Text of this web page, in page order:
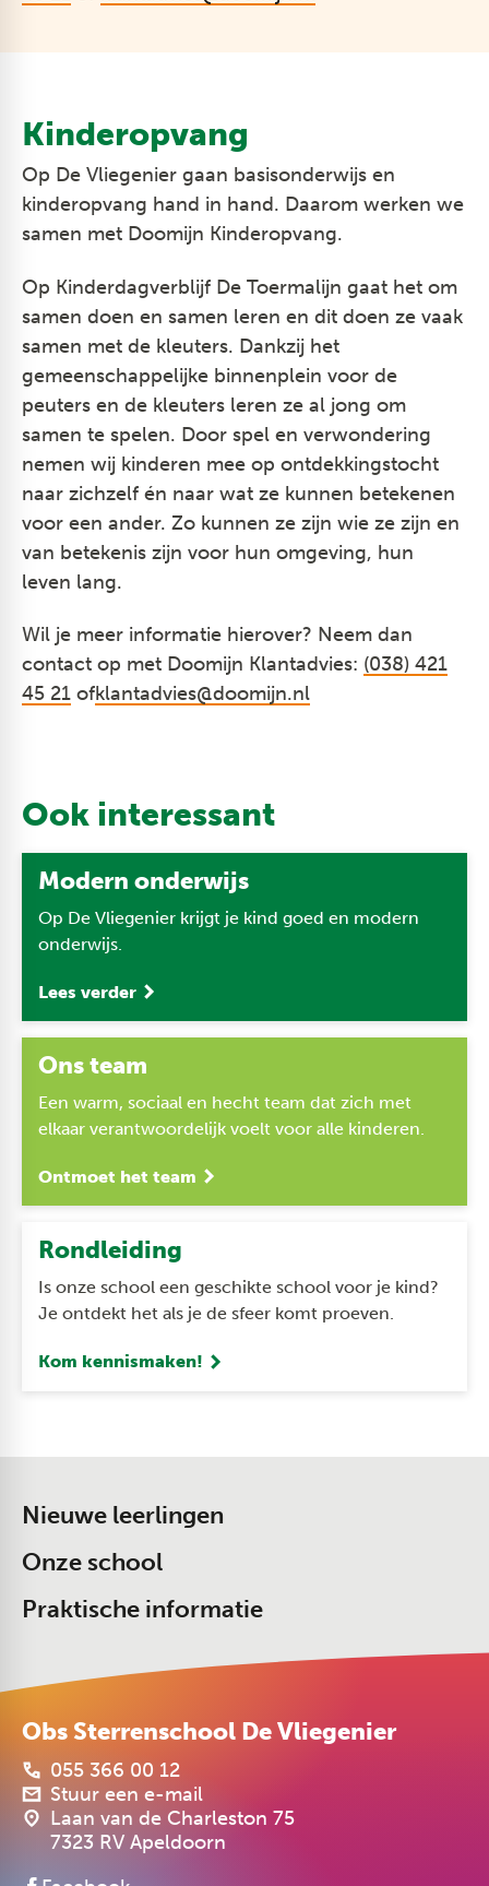
Kinderopvang
Op De Vliegenier gaan basisonderwijs en
kinderopvang hand in hand. Daarom werken we
samen met Doomijn Kinderopvang.
Op Kinderdagverblijf De Toermalijn gaat het om
samen doen en samen leren en dit doen ze vaak
samen met de kleuters. Dankzij het
gemeenschappelijke binnenplein voor de
peuters en de kleuters leren ze al jong om
samen te spelen. Door spel en verwondering
nemen wij kinderen mee op ontdekkingstocht
naar zichzelf én naar wat ze kunnen betekenen
voor een ander. Zo kunnen ze zijn wie ze zijn en
van betekenis zijn voor hun omgeving, hun
leven lang.
Wil je meer informatie hierover? Neem dan
contact op met Doomijn Klantadvies: (038) 421
45 21 ofklantadvies@doomijn.nl
Ook interessant
Modern onderwijs
Op De Vliegenier krijgt je kind goed en modern
onderwijs.
Lees verder
Ons team
Een warm, sociaal en hecht team dat zich met
elkaar verantwoordelijk voelt voor alle kinderen.
Ontmoet het team
Rondleiding
Is onze school een geschikte school voor je kind?
Je ontdekt het als je de sfeer komt proeven.
Kom kennismaken!
Nieuwe leerlingen
Onze school
Praktische informatie
Obs Sterrenschool De Vliegenier
055 366 00 12
Stuur een e-mail
Laan van de Charleston 75
7323 RV Apeldoorn